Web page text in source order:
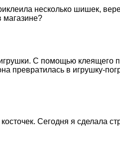
несколько шишек,
магазине?
С помощью клеящего
превратилась в игрушку-
Сегодня я сделала